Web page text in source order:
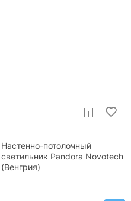
Настенно-потолочный
светильник Pandora Novotech
(Венгрия)